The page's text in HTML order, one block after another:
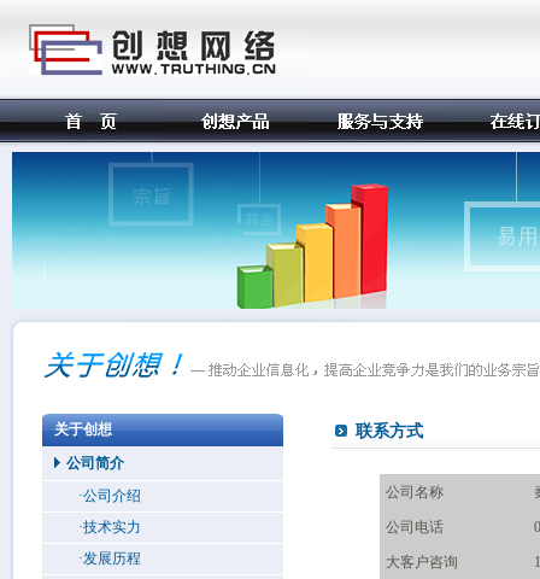
关于创想
公司简介
·公司介绍
·技术实力
·发展历程
联系方式
公司名称
公司电话
大客户咨询